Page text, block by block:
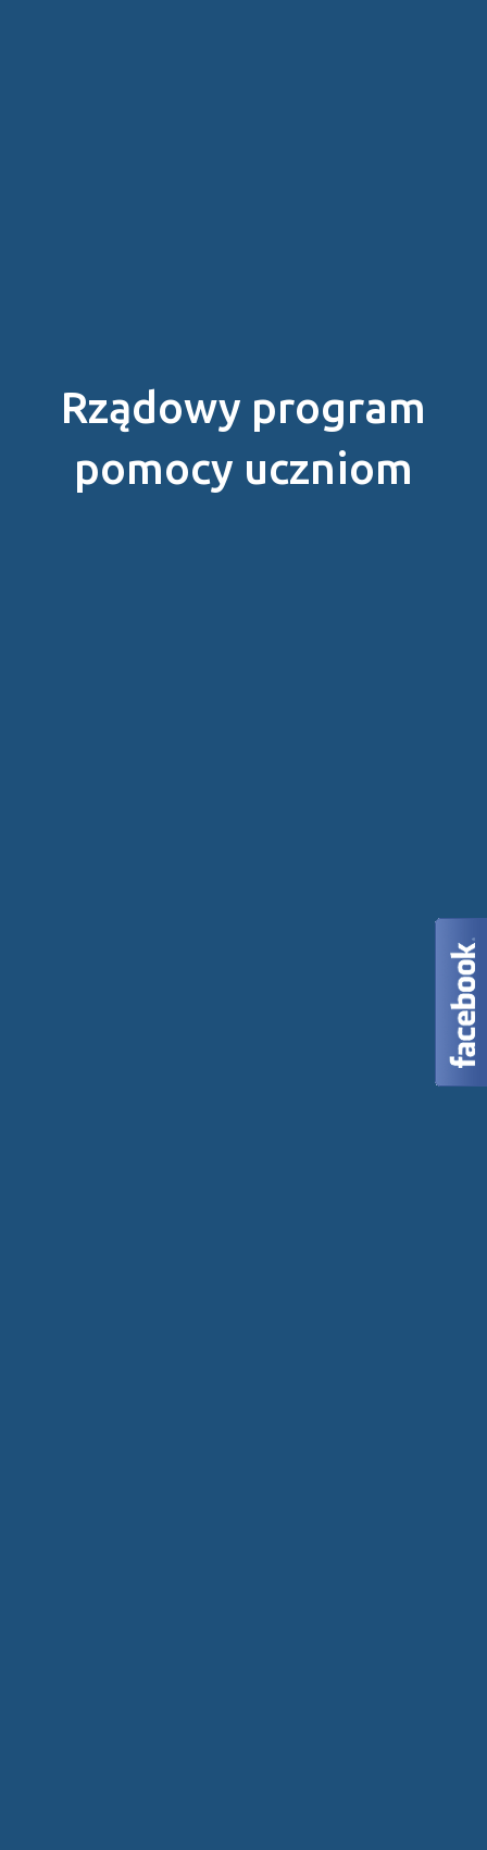
Rządowy program
pomocy uczniom